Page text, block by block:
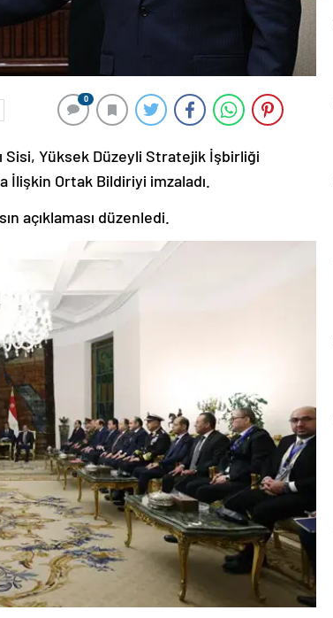
0
Sisi, Yüksek Düzeyli Stratejik İşbirliği
İlişkin Ortak Bildiriyi imzaladı.
açıklaması düzenledi.